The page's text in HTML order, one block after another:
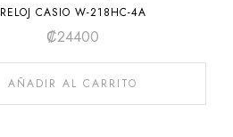
RELOJ CASIO W-218HC-4A
₡24400
AÑADIR AL CARRITO